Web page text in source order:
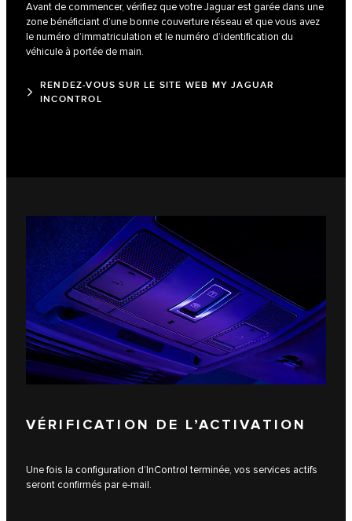
Avant de commencer, vérifiez que votre Jaguar est garée dans une
zone bénéficiant d’une bonne couverture réseau et que vous avez
le numéro d’immatriculation et le numéro d’identification du
véhicule à portée de main.
RENDEZ-VOUS SUR LE SITE WEB MY JAGUAR
INCONTROL
VÉRIFICATION DE L’ACTIVATION
Une fois la configuration d’InControl terminée, vos services actifs
seront confirmés par e-mail.